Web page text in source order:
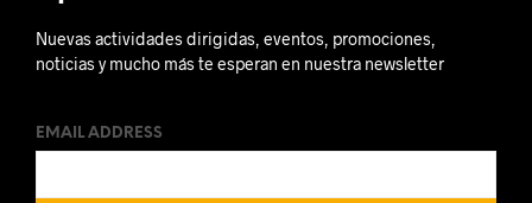
Nuevas actividades dirigidas, eventos, promociones,
noticias y mucho más te esperan en nuestra newsletter
EMAIL ADDRESS